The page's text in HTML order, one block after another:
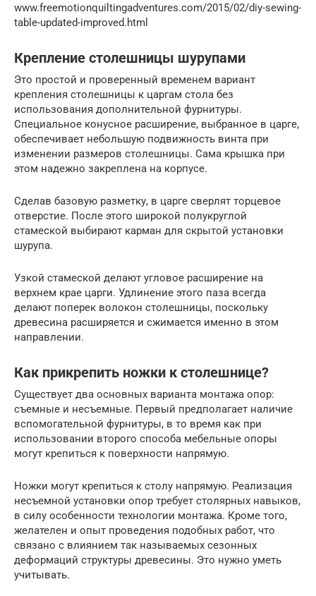
www.freemotionquiltingadventures.com/2015/02/diy-sewing-
table-updated-improved.html
Крепление столешницы шурупами
Это простой и проверенный временем вариант
крепления столешницы к царгам стола без
использования дополнительной фурнитуры.
Специальное конусное расширение, выбранное в царге,
обеспечивает небольшую подвижность винта при
изменении размеров столешницы. Сама крышка при
этом надежно закреплена на корпусе.
Сделав базовую разметку, в царге сверлят торцевое
отверстие. После этого широкой полукруглой
стамеской выбирают карман для скрытой установки
шурупа.
Узкой стамеской делают угловое расширение на
верхнем крае царги. Удлинение этого паза всегда
делают поперек волокон столешницы, поскольку
древесина расширяется и сжимается именно в этом
направлении.
Как прикрепить ножки к столешнице?
Существует два основных варианта монтажа опор:
съемные и несъемные. Первый предполагает наличие
вспомогательной фурнитуры, в то время как при
использовании второго способа мебельные опоры
могут крепиться к поверхности напрямую.
Ножки могут крепиться к столу напрямую. Реализация
несъемной установки опор требует столярных навыков,
в силу особенности технологии монтажа. Кроме того,
желателен и опыт проведения подобных работ, что
связано с влиянием так называемых сезонных
деформаций структуры древесины. Это нужно уметь
учитывать.